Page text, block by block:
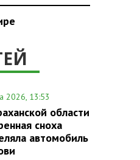
2026, 13:53
области
сноха
автомобиль